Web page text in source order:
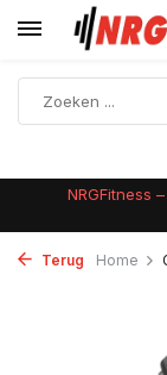
NRGFitness
Terug Home